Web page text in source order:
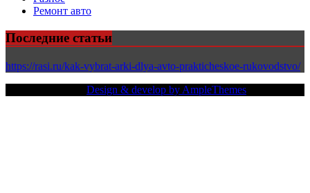
Ремонт авто
Последние статьи
https://rasi.ru/kak-vybrat-arki-dlya-avto-prakticheskoe-rukovodstvo/
Design & develop by AmpleThemes